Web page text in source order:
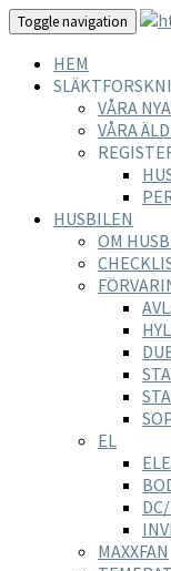
Toggle navigation
HEM
VÅRA
VÅRA
HUSBILEN
OM
EL
MAXXFAN